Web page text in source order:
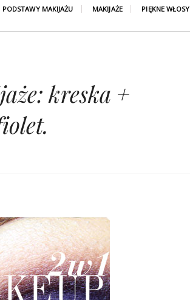
PODSTAWY MAKIJAŻU MAKIJAŻE PIĘKNE WŁOSY
kreska +